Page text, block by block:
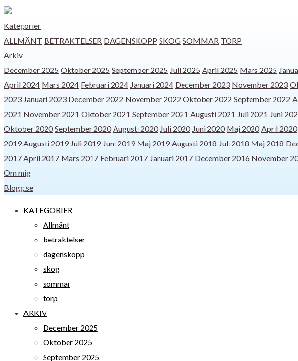
Kategorier
ALLMÄNT BETRAKTELSER DAGENSKOPP SKOG SOMMAR TORP
Arkiv
December 2025 Oktober 2025 September 2025 Juli 2025 April 2025 Mars 2025
April 2024 Mars 2024 Februari 2024 Januari 2024 December 2023 November 2023
2023 Januari 2023 December 2022 November 2022 Oktober 2022 September 2022
2021 November 2021 Oktober 2021 September 2021 Augusti 2021 Juli 2021 Juni
Oktober 2020 September 2020 Augusti 2020 Juli 2020 Juni 2020 Maj 2020 April 2020
2019 Augusti 2019 Juli 2019 Juni 2019 Maj 2019 Augusti 2018 Juli 2018 Maj 2018
2017 April 2017 Mars 2017 Februari 2017 Januari 2017 December 2016 November
Om mig
Blogg.se
KATEGORIER
Allmänt
betraktelser
dagenskopp
skog
sommar
torp
ARKIV
December 2025
Oktober 2025
September 2025